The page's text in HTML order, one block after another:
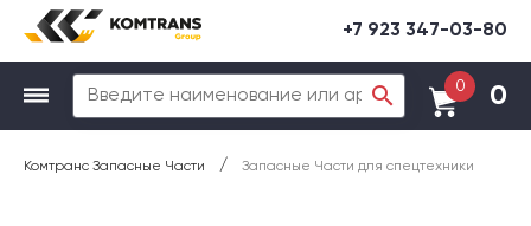
+7 923 347-03-80
0 0
Комтранс Запасные Части / Запасные Части для спецтехники